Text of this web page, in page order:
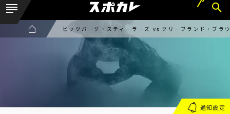
ピッツバーグ・スティーラーズ vs クリーブランド・ブラ
通知設定